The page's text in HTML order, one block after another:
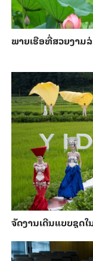
ພາຍ​ເຮືອທີ່​ສວຍ​ງາ
ຈັດງານເດີນແບບຊຸດໃ